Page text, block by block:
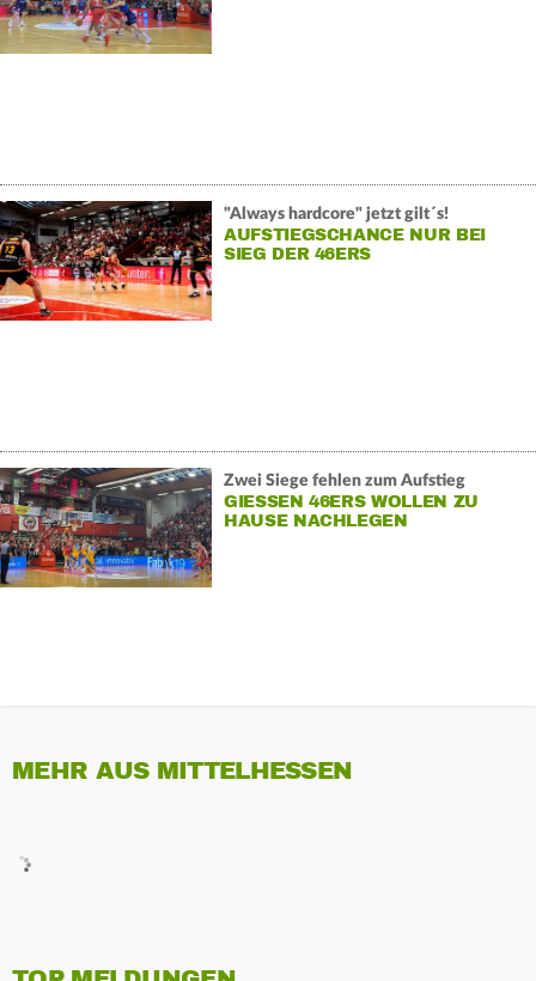
"Always hardcore" jetzt gilt´s!
AUFSTIEGSCHANCE NUR BEI
SIEG DER 46ERS
Zwei Siege fehlen zum Aufstieg
GIESSEN 46ERS WOLLEN ZU H
AUSE NACHLEGEN
MEHR AUS MITTELHESSEN